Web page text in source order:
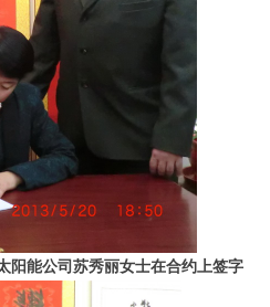
阳能公司苏秀丽女士在合约上签字